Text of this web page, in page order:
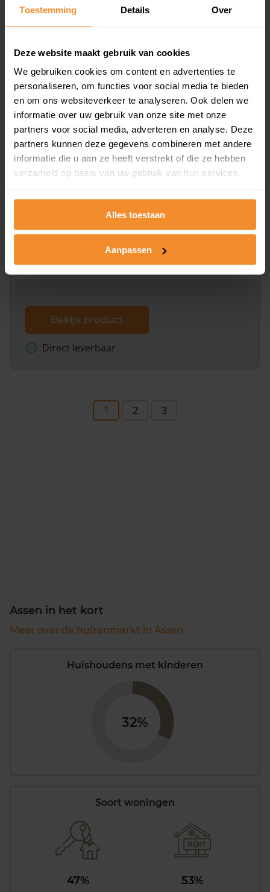
Toestemming Details Over
Deze website maakt gebruik van cookies
We gebruiken cookies om content en advertenties te
personaliseren, om functies voor social media te bieden
en om ons websiteverkeer te analyseren. Ook delen we
informatie over uw gebruik van onze site met onze
partners voor social media, adverteren en analyse. Deze
partners kunnen deze gegevens combineren met andere
informatie die u aan ze heeft verstrekt of die ze hebben
verzameld op basis van uw gebruik van hun services.
Alles toestaan
Aanpassen
Een overzicht van alle verkochte woningen (koopsom
en koopdatum) binnen een postcodegebied. Dit
koopsommen.
Bekijk product
Direct leverbaar
Alleen globale ligging perceel
Een uitgebreid overzicht van het perceel en
omliggende percelen met de kadastrale erfgrenzen,
Bekijk product
Direct leverbaar
1 2 3
Assen in het kort
Meer over de huizenmarkt in Assen
Huishoudens met kinderen
32%
Soort woningen
47%
53%